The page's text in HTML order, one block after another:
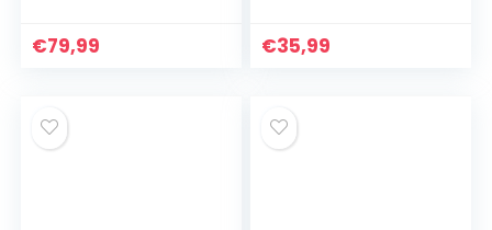
Katzenhaus,
gepolsterte
weicher Korb, für
mehrere große
€79,99
Pack
€35,99